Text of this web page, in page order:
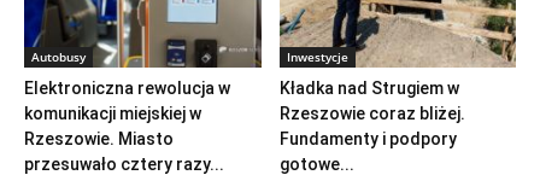
Autobusy
Elektroniczna rewolucja w
komunikacji miejskiej w
Rzeszowie. Miasto
przesuwało cztery razy...
Inwestycje
Kładka nad Strugiem w
Rzeszowie coraz bliżej.
Fundamenty i podpory
gotowe...